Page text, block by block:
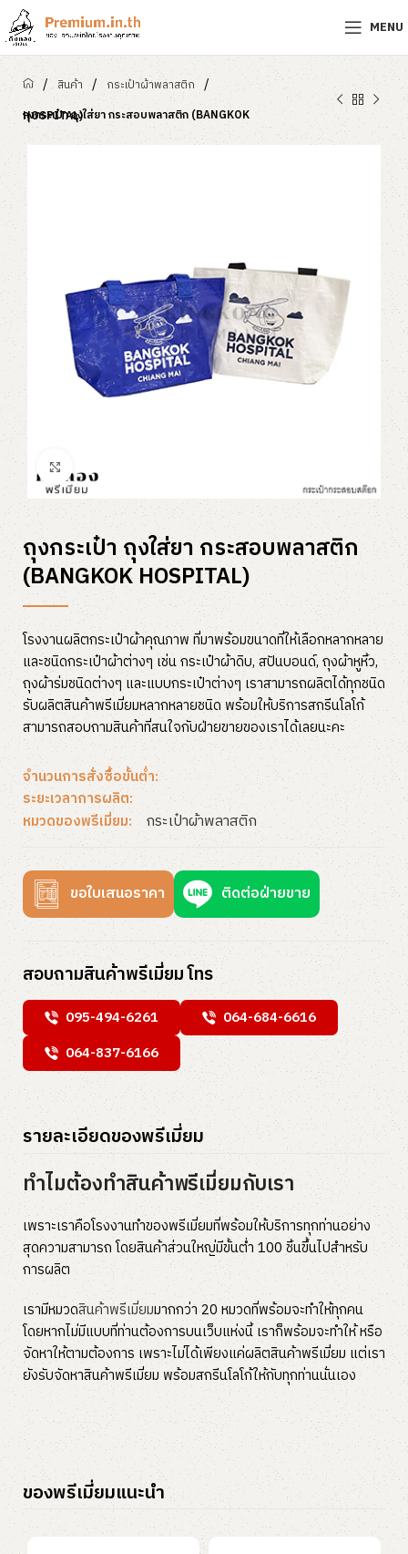
MENU
/ สินค้า / กระเป๋าผ้าพลาสติก /
ถุงกระเป๋า ถุงใส่ยา กระสอบพลาสติก (BANGKOK HOSPITAL)
ถุงกระเป๋า ถุงใส่ยา กระสอบพลาสติก
(BANGKOK HOSPITAL)
โรงงานผลิตกระเป๋าผ้าคุณภาพ ที่มาพร้อมขนาดที่ให้เลือกหลากหลาย
และชนิดกระเป๋าผ้าต่างๆ เช่น กระเป๋าผ้าดิบ, สปันบอนด์, ถุงผ้าหูหิ้ว,
ถุงผ้าร่มชนิดต่างๆ และแบบกระเป๋าต่างๆ เราสามารถผลิตได้ทุกชนิด
รับผลิตสินค้าพรีเมี่ยมหลากหลายชนิด พร้อมให้บริการสกรีนโลโก้
สามารถสอบถามสินค้าที่สนใจกับฝ่ายขายของเราได้เลยนะคะ
จำนวนการสั่งซื้อขั้นต่ำ:
ระยะเวลาการผลิต:
หมวดของพรีเมี่ยม:
กระเป๋าผ้าพลาสติก
ขอใบเสนอราคา ติดต่อฝ่ายขาย
สอบถามสินค้าพรีเมี่ยม โทร
095-494-6261
064-684-6616
064-837-6166
รายละเอียดของพรีเมี่ยม
ทำไมต้องทำสินค้าพรีเมี่ยมกับเรา
เพราะเราคือโรงงานทำของพรีเมี่ยมที่พร้อมให้บริการทุกท่านอย่าง
สุดความสามารถ โดยสินค้าส่วนใหญ่มีขั้นต่ำ 100 ชิ้นขึ้นไปสำหรับ
การผลิต
เรามีหมวดสินค้าพรีเมี่ยมมากกว่า 20 หมวดที่พร้อมจะทำให้ทุกคน
โดยหากไม่มีแบบที่ท่านต้องการบนเว็บแห่งนี้ เราก็พร้อมจะทำให้ หรือ
จัดหาให้ตามต้องการ เพราะไม่ได้เพียงแค่ผลิตสินค้าพรีเมี่ยม แต่เรา
ยังรับจัดหาสินค้าพรีเมี่ยม พร้อมสกรีนโลโก้ให้กับทุกท่านนั่นเอง
ของพรีเมี่ยมแนะนำ